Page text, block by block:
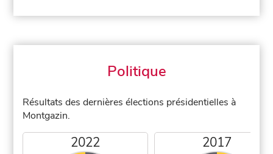
Politique
Résultats des dernières élections présidentielles à
Montgazin.
2022 2017